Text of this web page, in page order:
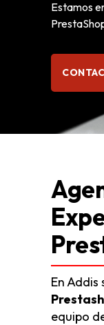
Estamos
En Addis
equipo